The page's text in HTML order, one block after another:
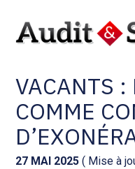
Aller
Comptabilité et
Social et ressources
Assistance juridique
Pilotage d’entreprise
Gestion des
Tenue de votre
ACD
Facturation et
EVOLIZ
TAXE SUR
VACANTS :
COMME
27 MAI 2025 ( Mise à